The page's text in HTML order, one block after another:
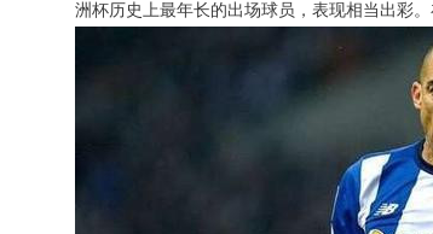
洲杯历史上最年长的出场球员，表现相当出彩